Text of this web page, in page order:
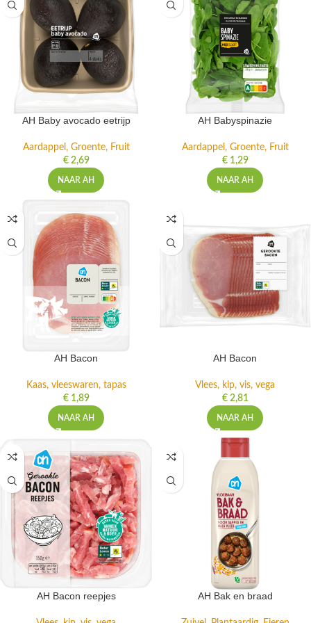
AH Baby avocado eetrijp
Aardappel, Groente, Fruit
€2,69
NAAR AH
AH Babyspinazie
Aardappel, Groente, Fruit
€1,29
NAAR AH
AH Bacon
Kaas, vleeswaren, tapas
€1,89
NAAR AH
AH Bacon
Vlees, kip, vis, vega
€2,81
NAAR AH
AH Bacon reepjes AH Bak en braad